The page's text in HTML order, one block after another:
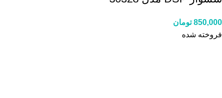
850,000 تومان
فروخته شده